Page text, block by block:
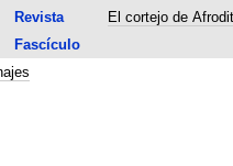
Revista El cortejo de
Fascículo